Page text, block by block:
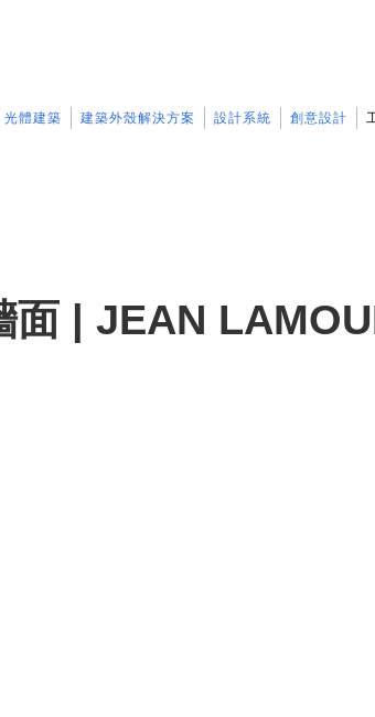
光體建築 建築外殼解決方案 設計系統 創意設計
面 | JEAN